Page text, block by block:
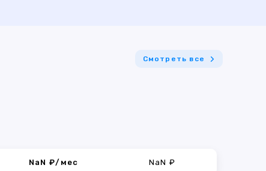
Смотреть все
NaN ₽/мес NaN ₽